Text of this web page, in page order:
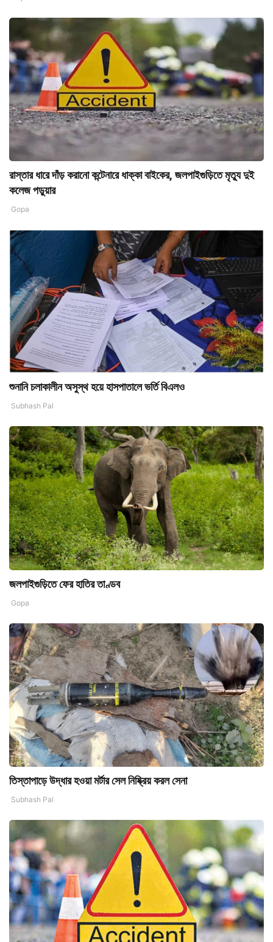
রাস্তার ধারে দাঁড় করানো কন্টেনারে ধাক্কা বাইকের, জলপাইগুড়িতে মৃত্যু দুই
কলেজ পড়ুয়ার
Gopa
শুনানি চলাকালীন অসুস্থ হয়ে হাসপাতালে ভর্তি বিএলও
Subhash Pal
জলপাইগুড়িতে ফের হাতির তাণ্ডব
Gopa
তিস্তাপাড়ে উদ্ধার হওয়া মর্টার সেল নিষ্ক্রিয় করল সেনা
Subhash Pal